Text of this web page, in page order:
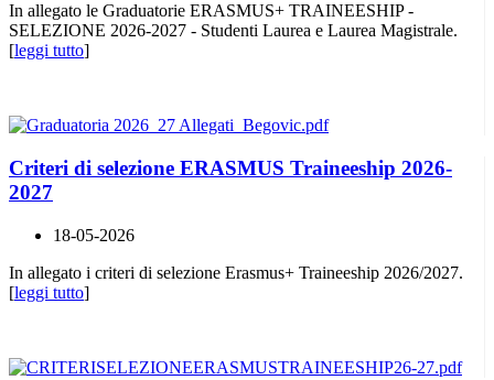
In allegato le Graduatorie ERASMUS+ TRAINEESHIP -
SELEZIONE 2026-2027 - Studenti Laurea e Laurea Magistrale.
[leggi tutto]
Criteri di selezione ERASMUS Traineeship 2026-
2027
18-05-2026
In allegato i criteri di selezione Erasmus+ Traineeship 2026/2027.
[leggi tutto]